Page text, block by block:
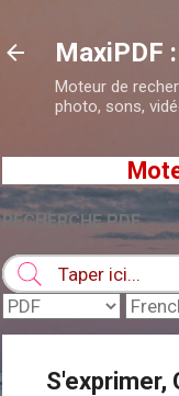
MaxiPDF
Moteur de
photo, sons,
Moteur
RECHERCHE PDF
S'exprimer,